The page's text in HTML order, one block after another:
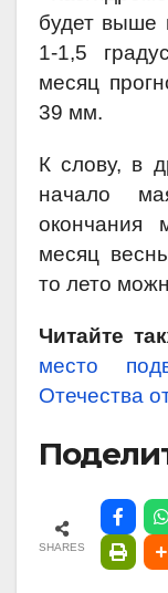
будет выше
1-1,5
месяц
39 мм.
К слову, в
начало
окончания
месяц
то лето
Читайте
место
Отечества
SHARES